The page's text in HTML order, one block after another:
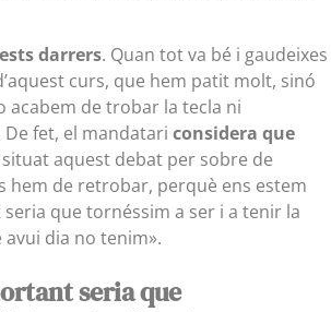
darrers. Quan tot va bé i gaudeixes
curs, que hem patit molt, sinó
acabem de trobar la tecla ni
fet, el mandatari considera que
situat aquest debat per sobre de
hem de retrobar, perquè ens estem
que tornéssim a ser i a tenir la
dia no tenim».
seria que